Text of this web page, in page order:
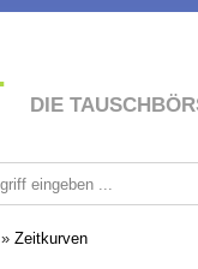
DIE
Zeitkurven